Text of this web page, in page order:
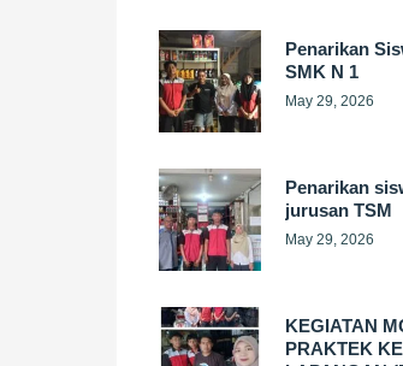
Penarikan
SMK N 1
May 29, 2026
Penarikan
jurusan TSM
May 29, 2026
KEGIATAN
PRAKTEK